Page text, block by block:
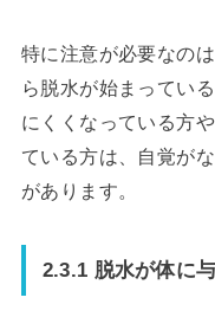
特に注意が必要なの
ら脱水が始まってい
にくくなっている方
ている方は、自覚が
があります。
2.3.1 脱水が体に